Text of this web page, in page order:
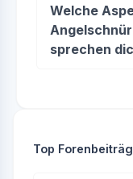
Welche
sprechen
Top